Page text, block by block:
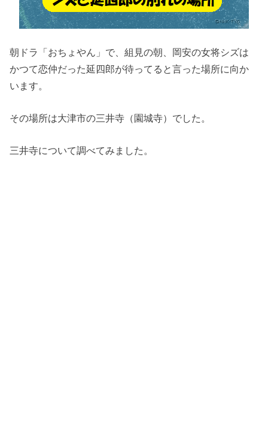
朝ドラ「おちょやん」で、組見の朝、岡安の女将シズは
かつて恋仲だった延四郎が待ってると言った場所に向か
います。
その場所は大津市の三井寺（園城寺）でした。
三井寺について調べてみました。